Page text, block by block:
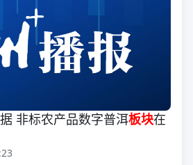
非标农产品数字普洱板块在